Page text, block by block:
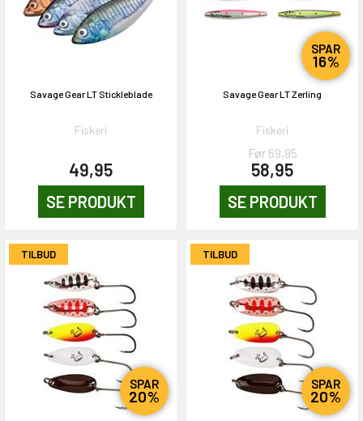
Savage Gear LT Stickleblade
Fiskeri
49,95
SE PRODUKT
SPAR
16%
Savage Gear LT Zerling
Fiskeri
Før 69,95
58,95
SE PRODUKT
TILBUD
SPAR
20%
TILBUD
SPAR
20%